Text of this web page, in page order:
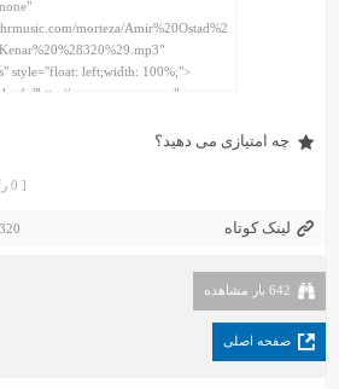
چه امتیازی می دهید؟
[ 0 رای ]
لینک کوتاه
642 بار مشاهده
صفحه اصلی